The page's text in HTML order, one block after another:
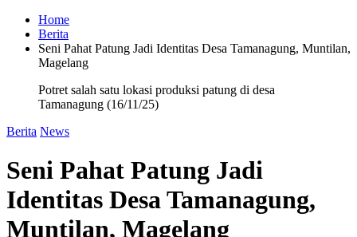
Home
Berita
Seni Pahat Patung Jadi Identitas Desa Tamanagung, Muntilan,
Magelang
Potret salah satu lokasi produksi patung di desa
Tamanagung (16/11/25)
Berita News
Seni Pahat Patung Jadi
Identitas Desa Tamanagung,
Muntilan, Magelang